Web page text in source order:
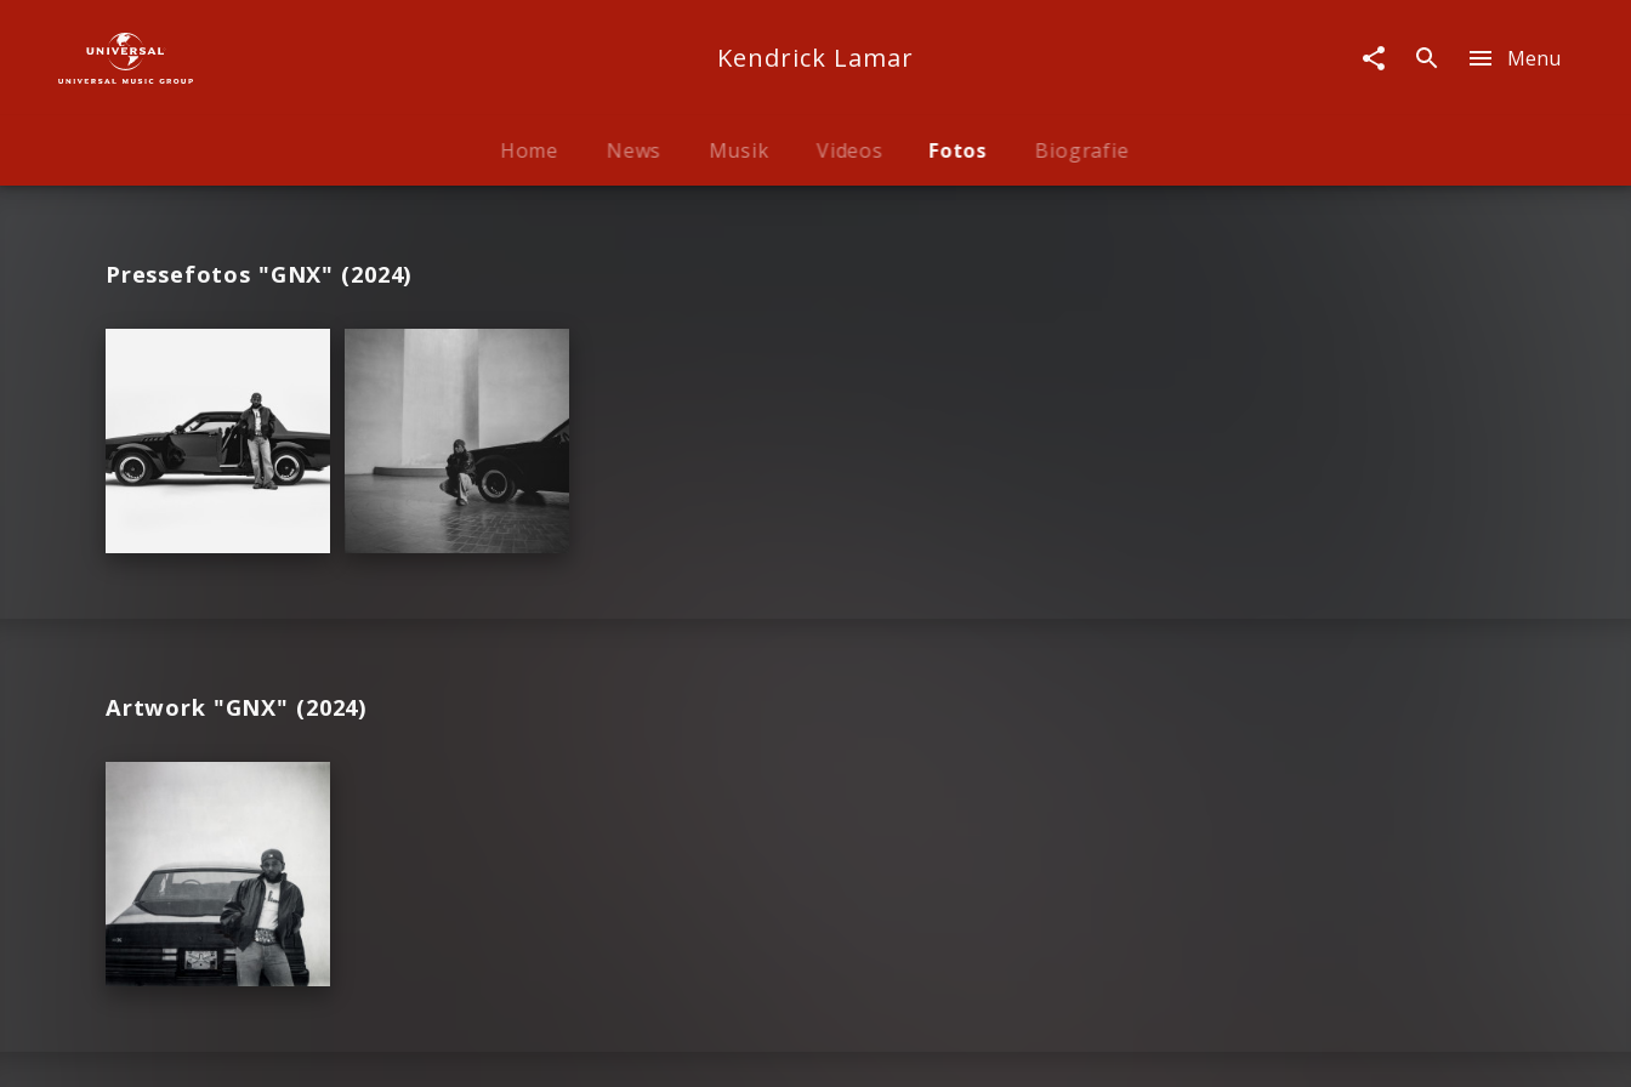
Kendrick Lamar Menu
Home News Musik Videos Fotos Biografie
Pressefotos "GNX" (2024)
Artwork "GNX" (2024)